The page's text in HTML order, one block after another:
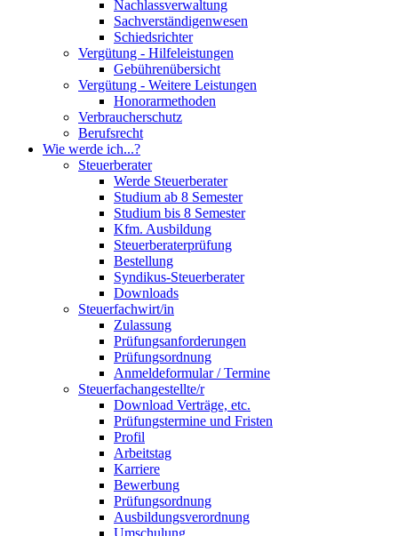
Nachlassverwaltung
Sachverständigenwesen
Schiedsrichter
Vergütung - Hilfeleistungen
Gebührenübersicht
Vergütung - Weitere Leistungen
Honorarmethoden
Verbraucherschutz
Berufsrecht
Wie werde ich...?
Steuerberater
Werde Steuerberater
Studium ab 8 Semester
Studium bis 8 Semester
Kfm. Ausbildung
Steuerberaterprüfung
Bestellung
Syndikus-Steuerberater
Downloads
Steuerfachwirt/in
Zulassung
Prüfungsanforderungen
Prüfungsordnung
Anmeldeformular / Termine
Steuerfachangestellte/r
Download Verträge, etc.
Prüfungstermine und Fristen
Profil
Arbeitstag
Karriere
Bewerbung
Prüfungsordnung
Ausbildungsverordnung
Umschulung